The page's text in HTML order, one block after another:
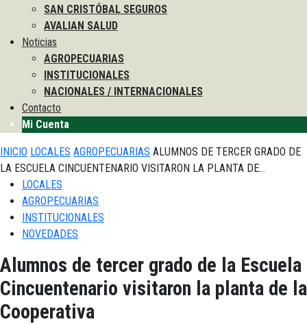
SAN CRISTÓBAL SEGUROS
AVALIAN SALUD
Noticias
AGROPECUARIAS
INSTITUCIONALES
NACIONALES / INTERNACIONALES
Contacto
Mi Cuenta
INICIO LOCALES AGROPECUARIAS ALUMNOS DE TERCER GRADO DE
LA ESCUELA CINCUENTENARIO VISITARON LA PLANTA DE...
LOCALES
AGROPECUARIAS
INSTITUCIONALES
NOVEDADES
Alumnos de tercer grado de la Escuela
Cincuentenario visitaron la planta de la
Cooperativa